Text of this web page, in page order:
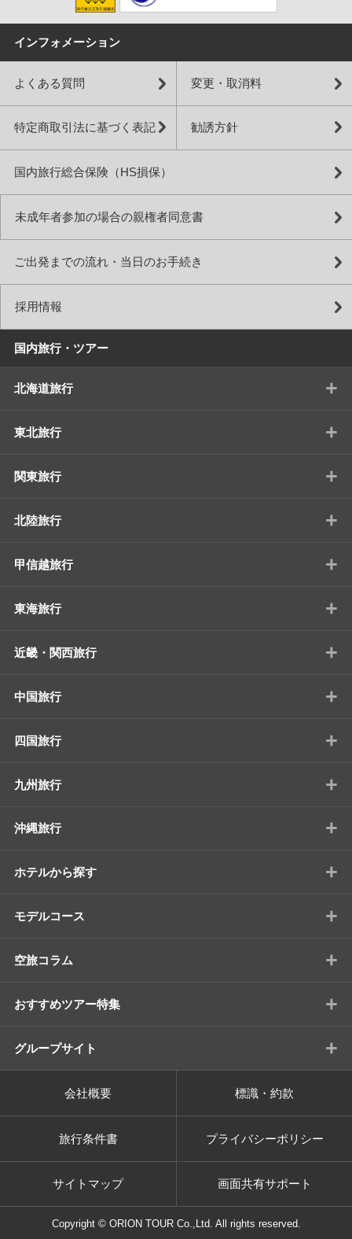
インフォメーション
よくある質問 変更・取消料
特定商取引法に基づく表記 勧誘方針
国内旅行総合保険（HS損保）
未成年者参加の場合の親権者同意書
ご出発までの流れ・当日のお手続き
採用情報
国内旅行・ツアー
北海道旅行 +
東北旅行 +
関東旅行 +
北陸旅行 +
甲信越旅行 +
東海旅行 +
近畿・関西旅行 +
中国旅行 +
四国旅行 +
九州旅行 +
沖縄旅行 +
ホテルから探す +
モデルコース +
空旅コラム +
おすすめツアー特集 +
グループサイト +
会社概要 標識・約款
旅行条件書 プライバシーポリシー
サイトマップ 画面共有サポート
Copyright © ORION TOUR Co.,Ltd. All rights reserved.